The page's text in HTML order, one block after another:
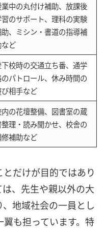
中の丸付け補助、放課後
習のサポート、理科の実験
、ミシン・書道の指導補
など
校時の交通立ち番、通学
のパトロール、休み時間の
相手など
の花壇整備、図書室の蔵
理・読み聞かせ、校舎の
補助など
だけが目的ではあり
、先生や親以外の大
地域社会の一員とし
も担っています。特